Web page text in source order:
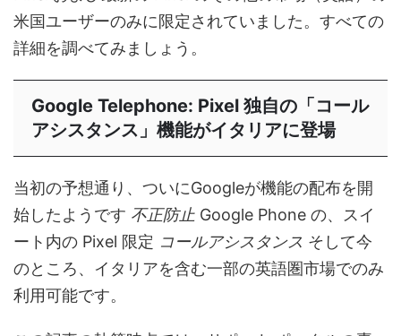
米国ユーザーのみに限定されていました。すべての
詳細を調べてみましょう。
Google Telephone: Pixel 独自の「コール
アシスタンス」機能がイタリアに登場
当初の予想通り、ついにGoogleが機能の配布を開
始したようです 不正防止 Google Phone の、スイ
ート内の Pixel 限定 コールアシスタンス そして今
のところ、イタリアを含む一部の英語圏市場でのみ
利用可能です。